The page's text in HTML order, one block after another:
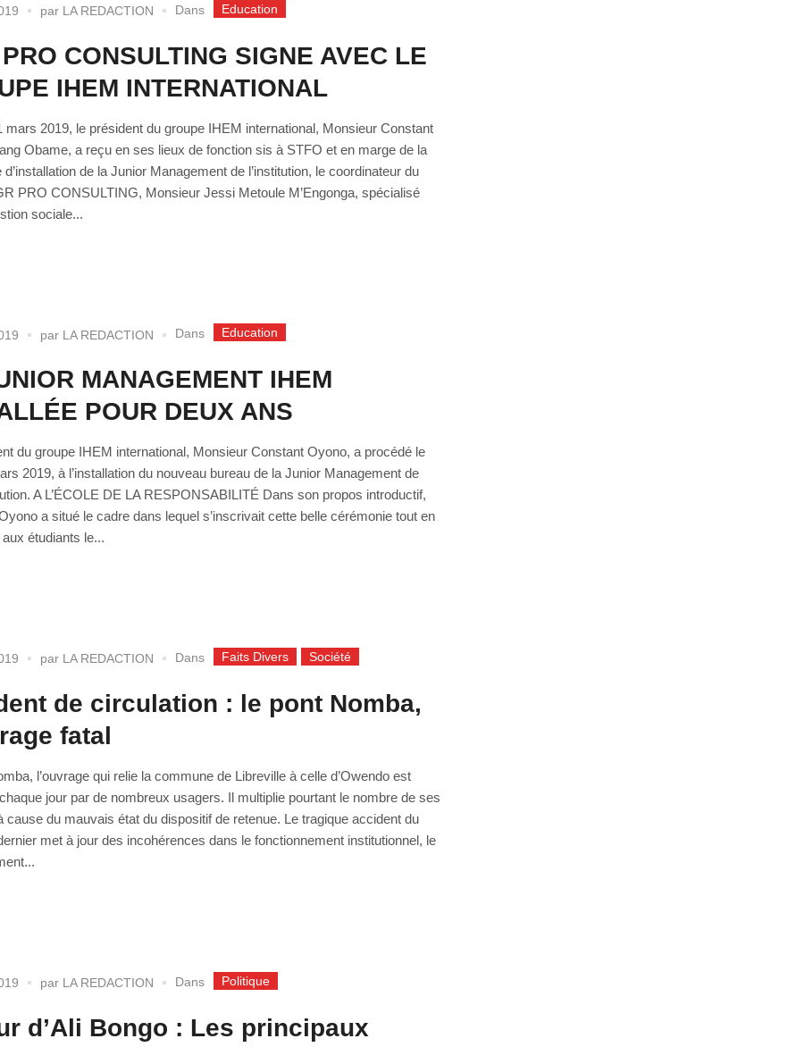
par LA REDACTION Dans Education
CONSULTING SIGNE AVEC LE
IHEM INTERNATIONAL
mars 2019, le président du groupe IHEM international, Monsieur Constant
Obame, a reçu en ses lieux de fonction sis à STFO et en marge de la
de la Junior Management de l’institution, le coordinateur du
PRO CONSULTING, Monsieur Jessi Metoule M’Engonga, spécialisé
sociale...
par LA REDACTION Dans Education
MANAGEMENT IHEM
POUR DEUX ANS
du groupe IHEM international, Monsieur Constant Oyono, a procédé le
2019, à l’installation du nouveau bureau de la Junior Management de
A L’ÉCOLE DE LA RESPONSABILITÉ Dans son propos introductif,
a situé le cadre dans lequel s’inscrivait cette belle cérémonie tout en
étudiants le...
par LA REDACTION Dans Faits Divers Société
de circulation : le pont Nomba,
fatal
l’ouvrage qui relie la commune de Libreville à celle d’Owendo est
jour par de nombreux usagers. Il multiplie pourtant le nombre de ses
cause du mauvais état du dispositif de retenue. Le tragique accident du
met à jour des incohérences dans le fonctionnement institutionnel, le
par LA REDACTION Dans Politique
d’Ali Bongo : Les principaux